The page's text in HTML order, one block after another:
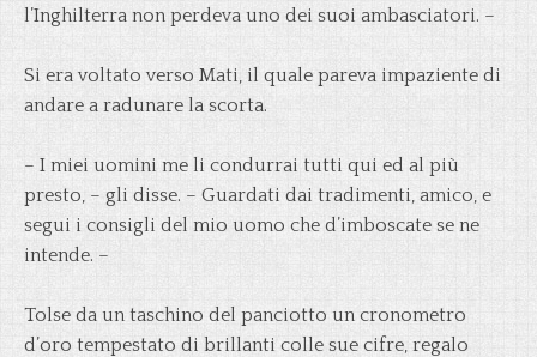
l’Inghilterra non perdeva uno dei suoi ambasciatori. –
Si era voltato verso Mati, il quale pareva impaziente di
andare a radunare la scorta.
– I miei uomini me li condurrai tutti qui ed al più
presto, – gli disse. – Guardati dai tradimenti, amico, e
segui i consigli del mio uomo che d’imboscate se ne
intende. –
Tolse da un taschino del panciotto un cronometro
d’oro tempestato di brillanti colle sue cifre, regalo